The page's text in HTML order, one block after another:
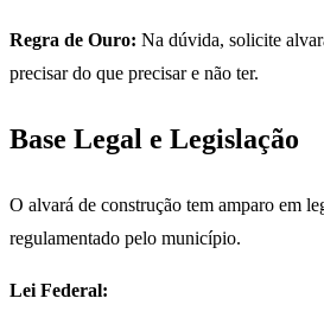
Regra de Ouro: Na dúvida, solicite
precisar do que precisar e não ter.
Base Legal e Legislação
O alvará de construção tem amparo em
regulamentado pelo município.
Lei Federal: